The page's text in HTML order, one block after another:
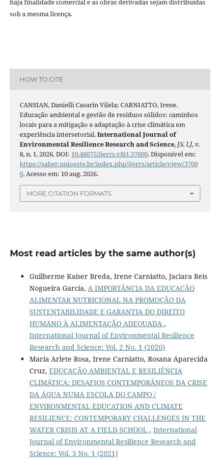
haja finalidade comercial e as obras derivadas sejam distribuídas
sob a mesma licença.
HOW TO CITE
CANSIAN, Danielli Casarin Vilela; CARNIATTO, Irene.
Educação ambiental e gestão de resíduos sólidos: caminhos
locais para a mitigação e adaptação à crise climática em
experiência intersetorial.International Journal of
Environmental Resilience Research and Science,[S. l.], v.
8, n. 1, 2026. DOI: 10.48075/ijerrs.v8i1.37000. Disponível em:
https://saber.unioeste.br/index.php/ijerrs/article/view/3700
0. Acesso em: 10 aug. 2026.
MORE CITATION FORMATS
Most read articles by the same author(s)
Guilherme Kaiser Breda, Irene Carniatto, Jaciara Reis
Nogueira Garcia, A IMPORTÂNCIA DA EDUCAÇÃO
ALIMENTAR NUTRICIONAL NA PROMOÇÃO DA
SUSTENTABILIDADE E GARANTIA DO DIREITO
HUMANO À ALIMENTAÇÃO ADEQUADA ,
International Journal of Environmental Resilience
Research and Science: Vol. 2 No. 1 (2020)
Maria Arlete Rosa, Irene Carniatto, Rosana Aparecida
Cruz, EDUCAÇÃO AMBIENTAL E RESILIÊNCIA
CLIMÁTICA: DESAFIOS CONTEMPORÂNEOS DA CRISE
DA ÁGUA NUMA ESCOLA DO CAMPO /
ENVIRONMENTAL EDUCATION AND CLIMATE
RESILIENCE: CONTEMPORARY CHALLENGES IN THE
WATER CRISIS AT A FIELD SCHOOL , International
Journal of Environmental Resilience Research and
Science: Vol. 3 No. 1 (2021)